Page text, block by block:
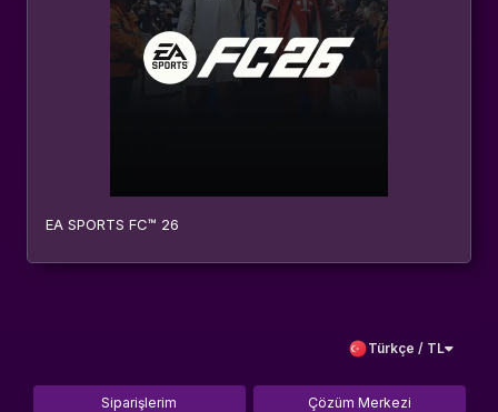
EA SPORTS FC™ 26
Türkçe / TL
Siparişlerim Çözüm Merkezi